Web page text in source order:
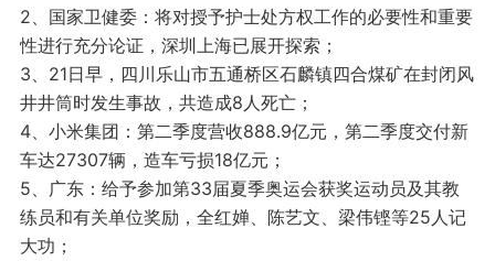
每次200金币
师 小熊水光
爆汗熊
脂
卡卡动能素
皇斯普拉雅
建术
DRYY面膜 微晶溶斑术
爆款平台 Lv.8 靓号
加盟商
26 23:18
2、国家卫健委：将对授予护士处方权工作的必要性和重要
性进行充分论证，深圳上海已展开探索；
3、21日早，四川乐山市五通桥区石麟镇四合煤矿在封闭风
井井筒时发生事故，共造成8人死亡；
4、小米集团：第二季度营收888.9亿元，第二季度交付新
车达27307辆，造车亏损18亿元；
5、广东：给予参加第33届夏季奥运会获奖运动员及其教
练员和有关单位奖励，全红婵、陈艺文、梁伟铿等25人记
大功；